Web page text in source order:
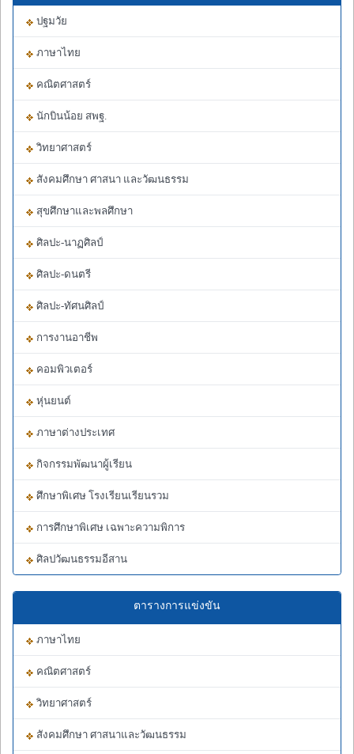
ปฐมวัย
ภาษาไทย
คณิตศาสตร์
นักบินน้อย สพฐ.
วิทยาศาสตร์
สังคมศึกษา ศาสนา และวัฒนธรรม
สุขศึกษาและพลศึกษา
ศิลปะ-นาฏศิลป์
ศิลปะ-ดนตรี
ศิลปะ-ทัศนศิลป์
การงานอาชีพ
คอมพิวเตอร์
หุ่นยนต์
ภาษาต่างประเทศ
กิจกรรมพัฒนาผู้เรียน
ศึกษาพิเศษ โรงเรียนเรียนรวม
การศึกษาพิเศษ เฉพาะความพิการ
ศิลปวัฒนธรรมอีสาน
ตารางการแข่งขัน
ภาษาไทย
คณิตศาสตร์
วิทยาศาสตร์
สังคมศึกษา ศาสนาและวัฒนธรรม